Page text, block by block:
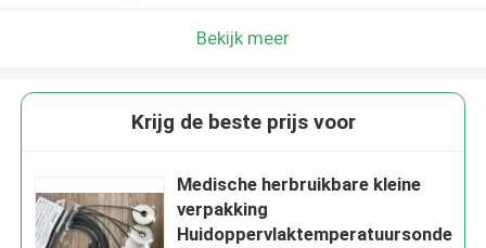
Bekijk meer
Krijg de beste prijs voor
Medische herbruikbare kleine
verpakking
Huidoppervlaktemperatuursonde